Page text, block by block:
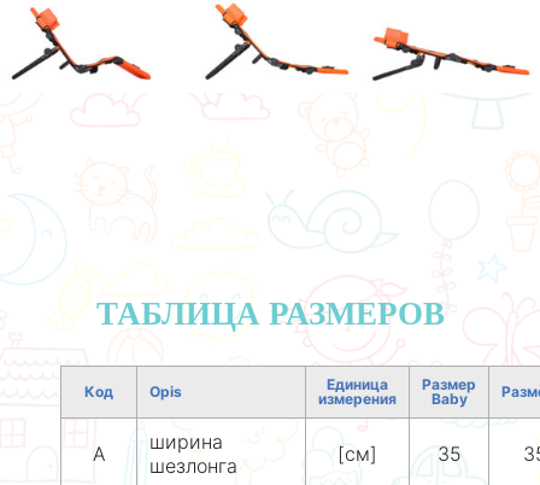
ТАБЛИЦА РАЗМЕРОВ
Код Opis
Единица
измерения
Размер
Baby
A
ширина
шезлонга
[см] 35